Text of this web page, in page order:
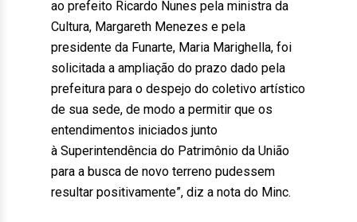
ao prefeito Ricardo Nunes pela ministra da
Cultura, Margareth Menezes e pela
presidente da Funarte, Maria Marighella, foi
solicitada a ampliação do prazo dado pela
prefeitura para o despejo do coletivo artístico
de sua sede, de modo a permitir que os
entendimentos iniciados junto
à Superintendência do Patrimônio da União
para a busca de novo terreno pudessem
resultar positivamente”, diz a nota do Minc.